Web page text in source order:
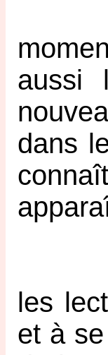
10
aussi
dans
les
et à